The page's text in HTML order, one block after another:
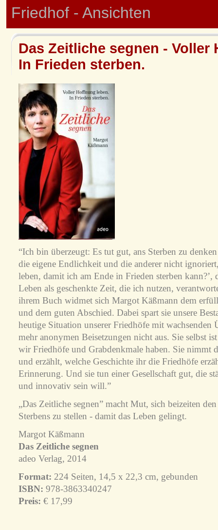
Friedhof - Ansichten
Das Zeitliche segnen - Voller
In Frieden sterben.
“Ich bin überzeugt: Es tut gut, ans Sterben zu
die eigene Endlichkeit und die anderer nicht
leben, damit ich am Ende in Frieden sterben kann?’,
Leben als geschenkte Zeit, die ich nutzen,
ihrem Buch widmet sich Margot Käßmann dem
und dem guten Abschied. Dabei spart sie unsere
heutige Situation unserer Friedhöfe mit wachsenden
mehr anonymen Beisetzungen nicht aus. Sie selbst
wir Friedhöfe und Grabdenkmale haben. Sie nimmt
und erzählt, welche Geschichte ihr die Friedhöfe
Erinnerung. Und sie tun einer Gesellschaft gut, die
und innovativ sein will.”
„Das Zeitliche segnen” macht Mut, sich beizeiten
Sterbens zu stellen - damit das Leben gelingt.
Margot Käßmann
Das Zeitliche segnen
adeo Verlag, 2014
Format: 224 Seiten, 14,5 x 22,3 cm, gebunden
ISBN: 978-3863340247
Preis: € 17,99